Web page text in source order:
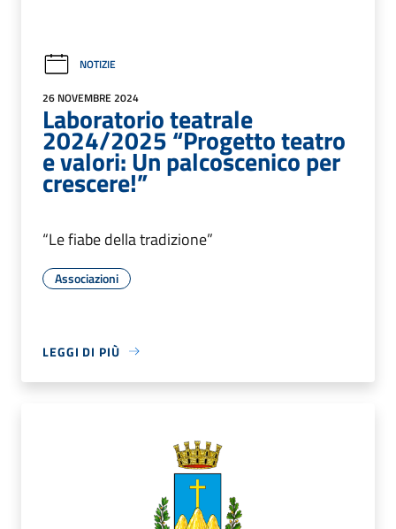
NOTIZIE
26 NOVEMBRE 2024
Laboratorio teatrale
2024/2025 “Progetto teatro
e valori: Un palcoscenico per
crescere!”
“Le fiabe della tradizione”
Associazioni
LEGGI DI PIÙ